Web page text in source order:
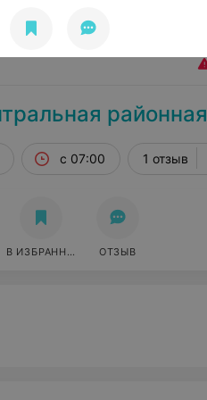
73 с 07:00 1 отзыв
В ИЗБРАННОЕ ОТЗЫВ